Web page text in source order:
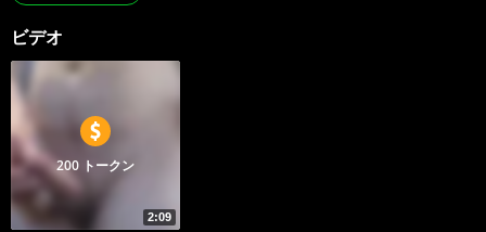
ビデオ
2:09
200 トークン